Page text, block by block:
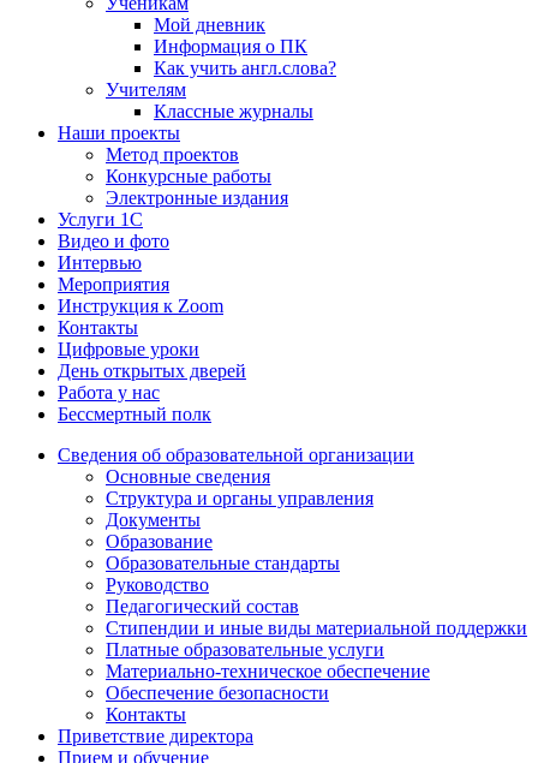
Мой дневник
Информация о ПК
Как учить англ.слова?
Учителям
Классные журналы
Наши проекты
Метод проектов
Конкурсные работы
Электронные издания
Услуги 1C
Видео и фото
Интервью
Мероприятия
Инструкция к Zoom
Контакты
Цифровые уроки
День открытых дверей
Работа у нас
Бессмертный полк
Сведения об образовательной организации
Основные сведения
Структура и органы управления
Документы
Образование
Образовательные стандарты
Руководство
Педагогический состав
Стипендии и иные виды материальной поддержки
Платные образовательные услуги
Материально-техническое обеспечение
Обеспечение безопасности
Контакты
Приветствие директора
Прием и обучение